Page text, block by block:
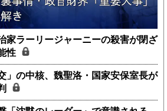
家ラーリージャーニーの殺害が閉ざ
性
」の中核、魏聖洛・国家安保室長が